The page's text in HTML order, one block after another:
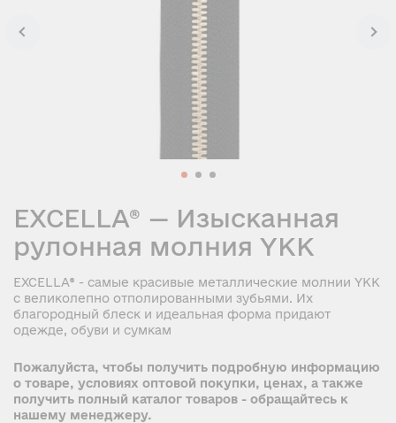
EXCELLA® — Изысканная
рулонная молния YKK
EXCELLA® - самые красивые металлические молнии YKK
с великолепно отполированными зубьями. Их
благородный блеск и идеальная форма придают
одежде, обуви и сумкам
Пожалуйста, чтобы получить подробную информацию
о товаре, условиях оптовой покупки, ценах, а также
получить полный каталог товаров - обращайтесь к
нашему менеджеру.